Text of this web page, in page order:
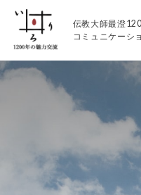
伝教大師最澄
コミュニケーシ
伝教大師最澄1200年